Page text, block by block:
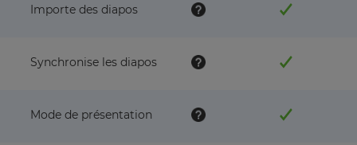
Importe des diapos
Synchronise les diapos
Mode de présentation